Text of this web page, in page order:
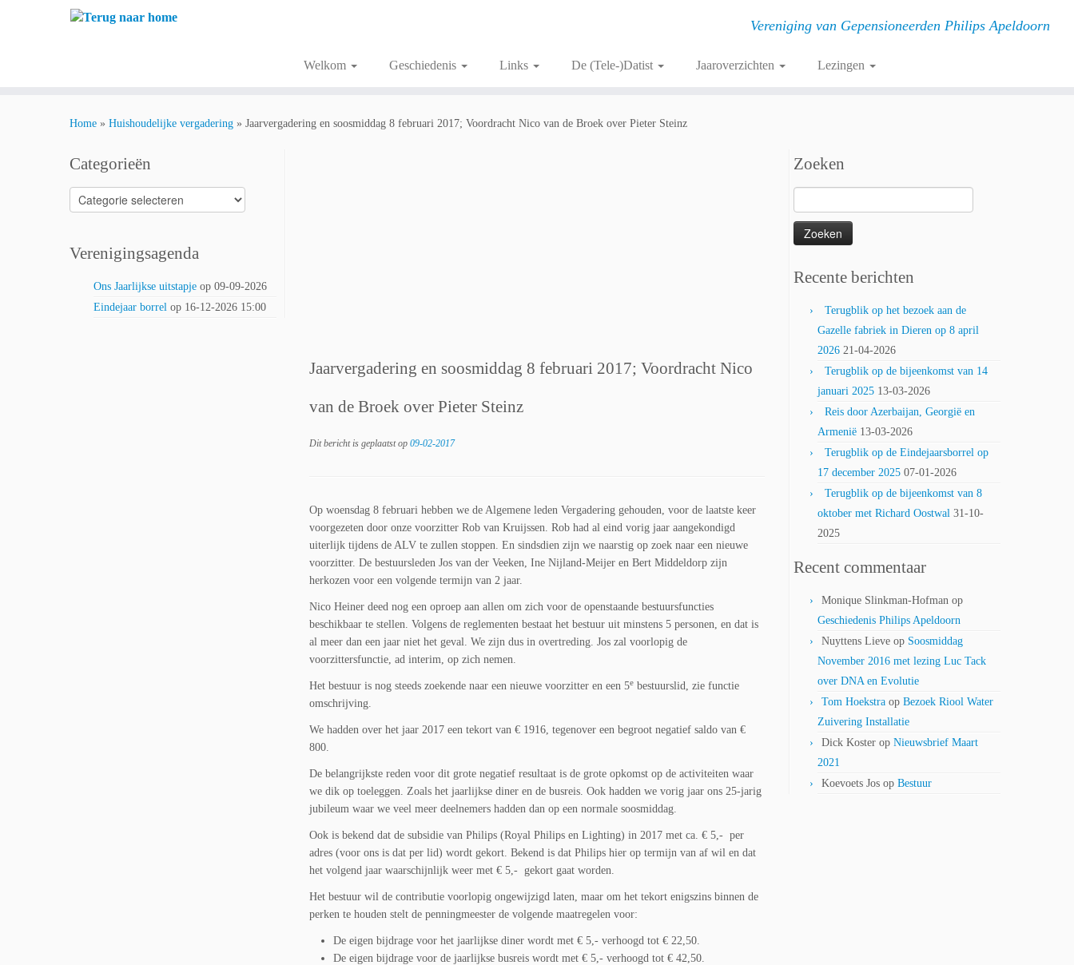
Vereniging van Gepensioneerden Philips Apeldoorn
Welkom Geschiedenis Links De (Tele-)Datist Jaaroverzichten Lezingen
Home » Huishoudelijke vergadering » Jaarvergadering en soosmiddag 8 februari 2017; Voordracht Nico van de Broek over Pieter Steinz
Categorieën
Categorieën
Verenigingsagenda
Ons Jaarlijkse uitstapje op 09-09-2026
Eindejaar borrel op 16-12-2026 15:00
Jaarvergadering en soosmiddag 8 februari 2017; Voordracht Nico
van de Broek over Pieter Steinz
Dit bericht is geplaatst op 09-02-2017
Op woensdag 8 februari hebben we de Algemene leden Vergadering gehouden, voor de laatste keer
voorgezeten door onze voorzitter Rob van Kruijssen. Rob had al eind vorig jaar aangekondigd
uiterlijk tijdens de ALV te zullen stoppen. En sindsdien zijn we naarstig op zoek naar een nieuwe
voorzitter. De bestuursleden Jos van der Veeken, Ine Nijland-Meijer en Bert Middeldorp zijn
herkozen voor een volgende termijn van 2 jaar.
Nico Heiner deed nog een oproep aan allen om zich voor de openstaande bestuursfuncties
beschikbaar te stellen. Volgens de reglementen bestaat het bestuur uit minstens 5 personen, en dat is
al meer dan een jaar niet het geval. We zijn dus in overtreding. Jos zal voorlopig de
voorzittersfunctie, ad interim, op zich nemen.
Het bestuur is nog steeds zoekende naar een nieuwe voorzitter en een 5e bestuurslid, zie functie
omschrijving.
We hadden over het jaar 2017 een tekort van € 1916, tegenover een begroot negatief saldo van €
800.
De belangrijkste reden voor dit grote negatief resultaat is de grote opkomst op de activiteiten waar
we dik op toeleggen. Zoals het jaarlijkse diner en de busreis. Ook hadden we vorig jaar ons 25-jarig
jubileum waar we veel meer deelnemers hadden dan op een normale soosmiddag.
Ook is bekend dat de subsidie van Philips (Royal Philips en Lighting) in 2017 met ca. € 5,- per
adres (voor ons is dat per lid) wordt gekort. Bekend is dat Philips hier op termijn van af wil en dat
het volgend jaar waarschijnlijk weer met € 5,- gekort gaat worden.
Het bestuur wil de contributie voorlopig ongewijzigd laten, maar om het tekort enigszins binnen de
perken te houden stelt de penningmeester de volgende maatregelen voor:
De eigen bijdrage voor het jaarlijkse diner wordt met € 5,- verhoogd tot € 22,50.
De eigen bijdrage voor de jaarlijkse busreis wordt met € 5,- verhoogd tot € 42,50.
Zoeken
naar:
Recente berichten
Terugblik op het bezoek aan de
Gazelle fabriek in Dieren op 8 april
2026 21-04-2026
Terugblik op de bijeenkomst van 14
januari 2025 13-03-2026
Reis door Azerbaijan, Georgië en
Armenië 13-03-2026
Terugblik op de Eindejaarsborrel op
17 december 2025 07-01-2026
Terugblik op de bijeenkomst van 8
oktober met Richard Oostwal 31-10-
2025
Recent commentaar
Monique Slinkman-Hofman op
Geschiedenis Philips Apeldoorn
Nuyttens Lieve op Soosmiddag
November 2016 met lezing Luc Tack
over DNA en Evolutie
Tom Hoekstra op Bezoek Riool Water
Zuivering Installatie
Dick Koster op Nieuwsbrief Maart
2021
Koevoets Jos op Bestuur